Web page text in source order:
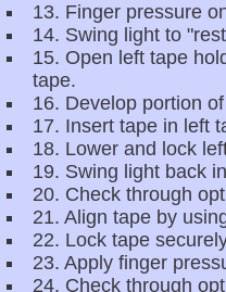
13. Finger pressure
14. Swing light to
15. Open left tape
tape.
16. Develop portion
17. Insert tape in left
18. Lower and lock
19. Swing light back
20. Check through
21. Align tape by
22. Lock tape
23. Apply finger
24. Check through